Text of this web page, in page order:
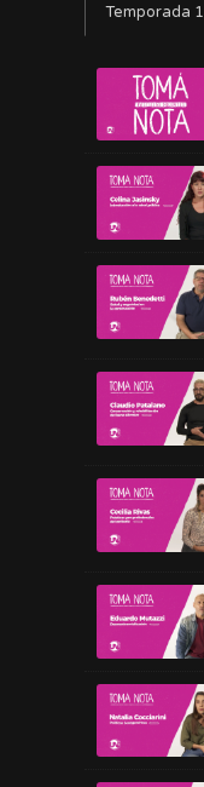
Temporada 1